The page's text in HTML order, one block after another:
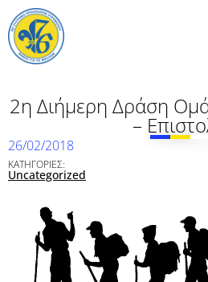
2η Διήμερη Δράση
–
26/02/2018
ΚΑΤΗΓΟΡΙΕΣ:
Uncategorized